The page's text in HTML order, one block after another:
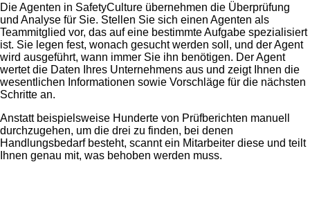
Die Agenten in SafetyCulture übernehmen die Überprüfung
und Analyse für Sie. Stellen Sie sich einen Agenten als
Teammitglied vor, das auf eine bestimmte Aufgabe spezialisiert
ist. Sie legen fest, wonach gesucht werden soll, und der Agent
wird ausgeführt, wann immer Sie ihn benötigen. Der Agent
wertet die Daten Ihres Unternehmens aus und zeigt Ihnen die
wesentlichen Informationen sowie Vorschläge für die nächsten
Schritte an.
Anstatt beispielsweise Hunderte von Prüfberichten manuell
durchzugehen, um die drei zu finden, bei denen
Handlungsbedarf besteht, scannt ein Mitarbeiter diese und teilt
Ihnen genau mit, was behoben werden muss.